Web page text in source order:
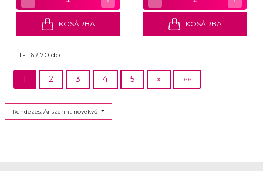
KOSÁRBA KOSÁRBA
1 - 16 / 70 db
1 2 3 4 5 » »»
Rendezés: Ár szerint növekvő